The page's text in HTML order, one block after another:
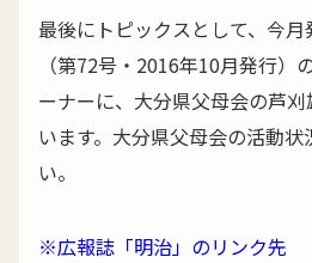
最後にトピックスとして、今月
（第72号・2016年10月発行）
ーナーに、大分県父母会の芦
います。大分県父母会の活動
い。
※広報誌「明治」のリンク先